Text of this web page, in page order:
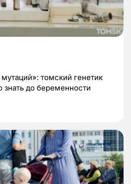
томский генетик
до беременности